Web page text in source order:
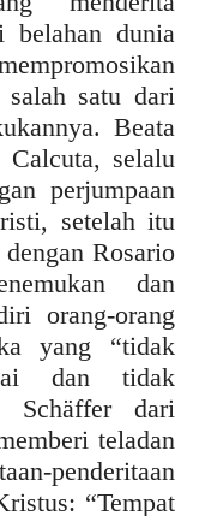
belahan dunia
salah satu dari
Beata
Calcuta, selalu
perjumpaan
setelah itu
Rosario
dan
orang-orang
yang “tidak
dan tidak
Schäffer dari
teladan
penderitaan
“Tempat